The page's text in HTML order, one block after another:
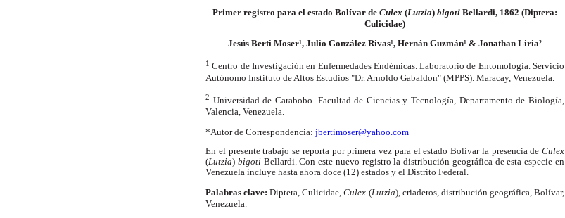
Primer registro para el estado Bolívar de Culex (Lutzia) bigoti Bellardi, 1862 (Diptera:
Culicidae)
Jesús Berti Moser¹, Julio González Rivas¹, Hernán Guzmán¹ & Jonathan Liria²
1 Centro de Investigación en Enfermedades Endémicas. Laboratorio de Entomología. Servicio
Autónomo Instituto de Altos Estudios "Dr. Arnoldo Gabaldon" (MPPS). Maracay, Venezuela.
2 Universidad de Carabobo. Facultad de Ciencias yTecnología, Departamento de Biología,
Valencia, Venezuela.
*Autor de Correspondencia: jbertimoser@yahoo.com
En el presente trabajo se reporta por primera vez para el estado Bolívar la presencia de Culex
(Lutzia) bigoti Bellardi. Con este nuevo registro la distribución geográfica de esta especie en
Venezuela incluye hasta ahora doce (12) estados y el Distrito Federal.
Palabras clave:Diptera, Culicidae,Culex (Lutzia), criaderos, distribución geográfica, Bolívar,
Venezuela.